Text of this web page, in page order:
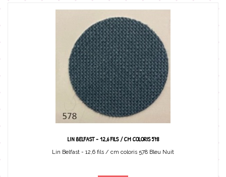
LIN BELFAST - 12,6 FILS / CM COLORIS 578
Lin Belfast - 12,6 fils / cm coloris 578 Bleu Nuit